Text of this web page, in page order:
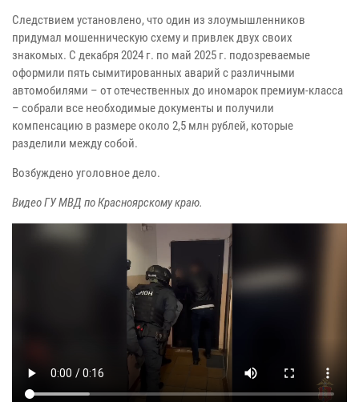
Следствием установлено, что один из злоумышленников
придумал мошенническую схему и привлек двух своих
знакомых. С декабря 2024 г. по май 2025 г. подозреваемые
оформили пять сымитированных аварий с различными
автомобилями – от отечественных до иномарок премиум-класса
– собрали все необходимые документы и получили
компенсацию в размере около 2,5 млн рублей, которые
разделили между собой.
Возбуждено уголовное дело.
Видео ГУ МВД по Красноярскому краю.